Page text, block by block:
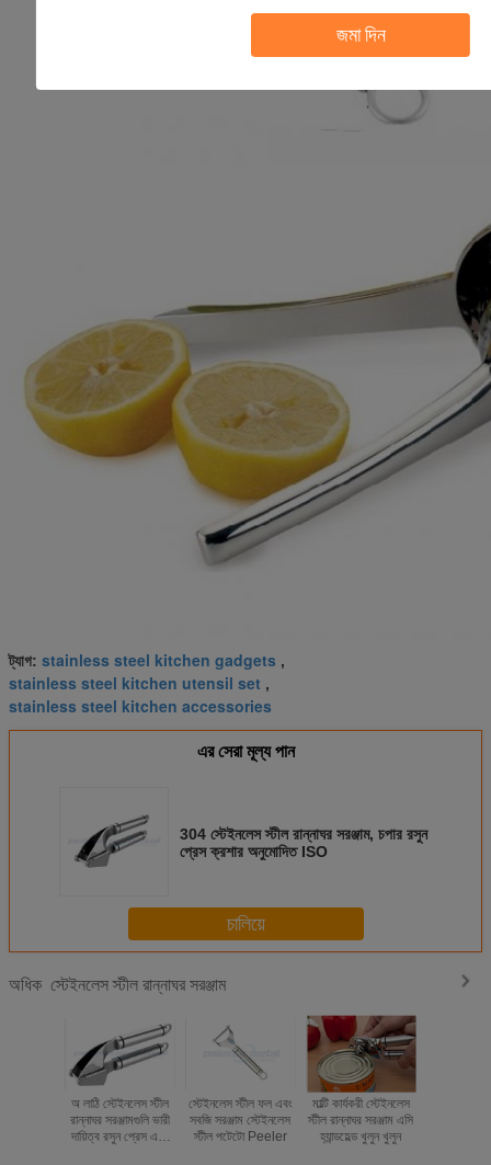
জমা দিন
ট্যাগ: stainless steel kitchen gadgets ,
stainless steel kitchen utensil set ,
stainless steel kitchen accessories
এর সেরা মূল্য পান
304 স্টেইনলেস স্টীল রান্নাঘর সরঞ্জাম, চপার রসুন
প্রেস ক্রশার অনুমোদিত ISO
চালিয়ে
অধিক স্টেইনলেস স্টীল রান্নাঘর সরঞ্জাম
অ লাঠি স্টেইনলেস স্টীল
রান্নাঘর সরঞ্জামগুলি ভারী
দায়িত্ব রসুন প্রেস এবং
স্টেইনলেস স্টীল ফল এবং
সবজি সরঞ্জাম স্টেইনলেস
স্টীল পটেটো Peeler
মাল্টি কার্যকরী স্টেইনলেস
স্টীল রান্নাঘর সরঞ্জাম এসি
হ্যান্ডহেল্ড খুলুন খুলুন